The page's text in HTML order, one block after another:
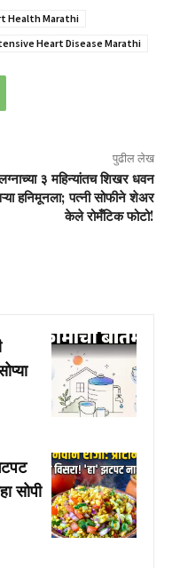
Health Marathi
Heart Disease Marathi
पुढील लेख
३ महिन्यांतच शिखर धवन
हनिमूनला; पत्नी सोफीने शेअर
केले रोमँटिक फोटो!
सोपी